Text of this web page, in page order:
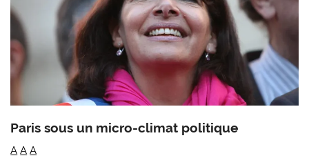
Paris sous un micro-climat politique
ADecrease
AReset
AIncrease